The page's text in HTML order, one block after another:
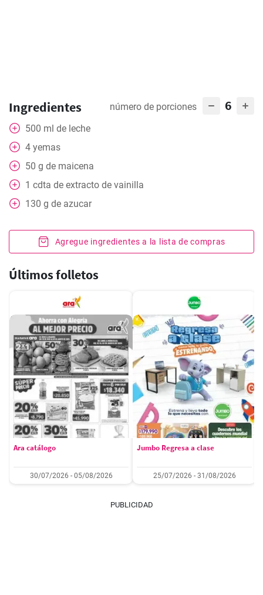
Ingredientes número de porciones 6
500 ml de leche
4 yemas
50 g de maicena
1 cdta de extracto de vainilla
130 g de azucar
Agregue ingredientes a la lista de compras
Últimos folletos
Ara catálogo
30/07/2026 - 05/08/2026
Jumbo Regresa a clase
25/07/2026 - 31/08/2026
PUBLICIDAD